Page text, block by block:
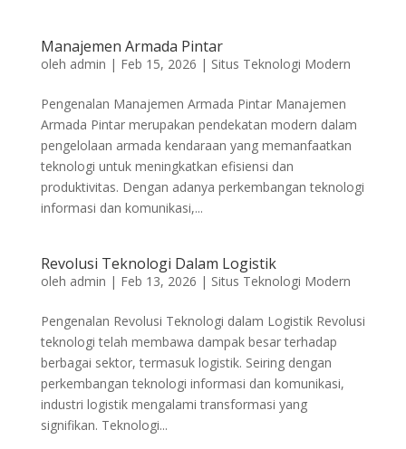
Manajemen Armada Pintar
oleh admin | Feb 15, 2026 | Situs Teknologi Modern
Pengenalan Manajemen Armada Pintar Manajemen
Armada Pintar merupakan pendekatan modern dalam
pengelolaan armada kendaraan yang memanfaatkan
teknologi untuk meningkatkan efisiensi dan
produktivitas. Dengan adanya perkembangan teknologi
informasi dan komunikasi,...
Revolusi Teknologi Dalam Logistik
oleh admin | Feb 13, 2026 | Situs Teknologi Modern
Pengenalan Revolusi Teknologi dalam Logistik Revolusi
teknologi telah membawa dampak besar terhadap
berbagai sektor, termasuk logistik. Seiring dengan
perkembangan teknologi informasi dan komunikasi,
industri logistik mengalami transformasi yang
signifikan. Teknologi...